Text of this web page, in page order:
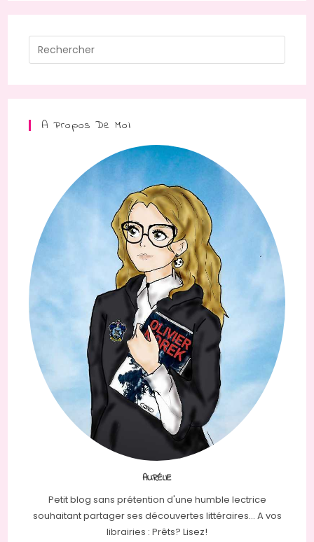
A Propos De Moi
AURÉLIE
Petit blog sans prétention d'une humble lectrice
souhaitant partager ses découvertes littéraires... A vos
librairies : Prêts? Lisez!